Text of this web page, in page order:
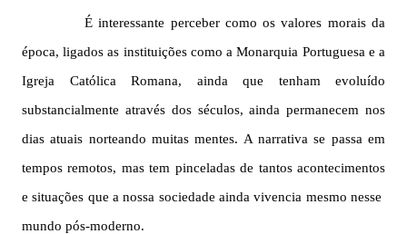
É interessante perceber como os valores morais da
época, ligados as instituições como a Monarquia Portuguesa e a
Igreja Católica Romana, ainda que tenham evoluído
substancialmente através dos séculos, ainda permanecem nos
dias atuais norteando muitas mentes. A narrativa se passa em
tempos remotos, mas tem pinceladas de tantos acontecimentos
e situações que a nossa sociedade ainda vivencia mesmo nesse
mundo pós-moderno.